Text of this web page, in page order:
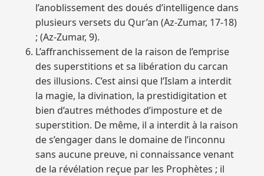
l’anoblissement des doués d’intelligence dans
plusieurs versets du Qur’an (Az-Zumar, 17-18)
; (Az-Zumar, 9).
L’affranchissement de la raison de l’emprise
des superstitions et sa libération du carcan
des illusions. C’est ainsi que l’Islam a interdit
la magie, la divination, la prestidigitation et
bien d’autres méthodes d’imposture et de
superstition. De même, il a interdit à la raison
de s’engager dans le domaine de l’inconnu
sans aucune preuve, ni connaissance venant
de la révélation reçue par les Prophètes ; il